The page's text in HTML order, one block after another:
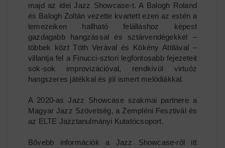
majd az idei Jazz Showcase-t. A Balogh Roland
és Balogh Zoltán vezette kvartett ezen az estén a
lemezeiken hallható felálláshoz képest
gazdagabb hangzással és sztárvendégekkel –
többek közt Tóth Verával és Kökény Attilával –
villantja fel a Finucci-sztori legfontosabb fejezeteit
sok-sok improvizációval, rendkívül virtuóz
hangszeres játékkal és jól ismert melódiákkal.
A 2020-as Jazz Showcase szakmai partnere a
Magyar Jazz Szövetség, a Zempléni Fesztivál és
az ELTE Jazztanulmányi Kutatócsoport.
Bővebb információk a Jazz Showcase-ről itt